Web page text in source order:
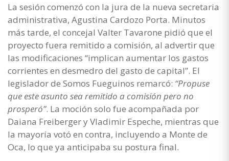
La sesión comenzó con la jura de la nueva secretaria
administrativa, Agustina Cardozo Porta. Minutos
más tarde, el concejal Valter Tavarone pidió que el
proyecto fuera remitido a comisión, al advertir que
las modificaciones “implican aumentar los gastos
corrientes en desmedro del gasto de capital”. El
legislador de Somos Fueguinos remarcó: “Propuse
que este asunto sea remitido a comisión pero no
prosperó”. La moción solo fue acompañada por
Daiana Freiberger y Vladimir Espeche, mientras que
la mayoría votó en contra, incluyendo a Monte de
Oca, lo que ya anticipaba su postura final.